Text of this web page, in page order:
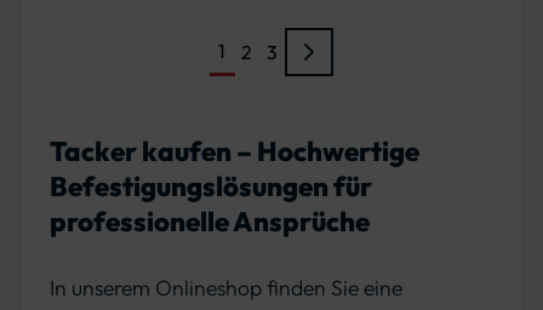
1 2 3
Tacker kaufen – Hochwertige
Befestigungslösungen für
professionelle Ansprüche
In unserem Onlineshop finden Sie eine